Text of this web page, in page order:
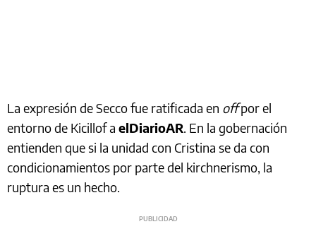
La expresión de Secco fue ratificada en offpor el
entorno de Kicillof a elDiarioAR. En la gobernación
entienden que si la unidad con Cristina se da con
condicionamientos por parte del kirchnerismo, la
ruptura es un hecho.